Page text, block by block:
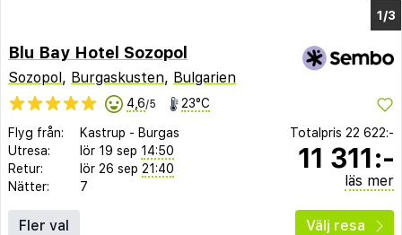
Blu Bay Hotel Sozopol
Sozopol, Burgaskusten, Bulgarien
4,6/5 23°C
Flyg från: Kastrup - Burgas
Utresa:
lör 19 sep 14:50
Retur:
lör 26 sep 21:40
Nätter:
7
Totalpris 22 622:-
11 311:-
läs mer
Fler val Välj resa